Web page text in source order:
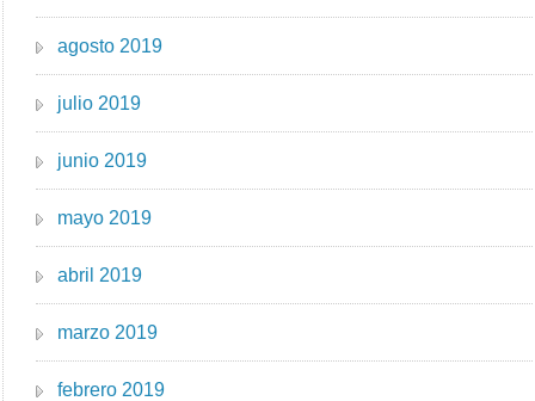
agosto 2019
julio 2019
junio 2019
mayo 2019
abril 2019
marzo 2019
febrero 2019